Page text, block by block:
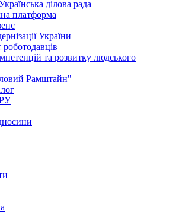
ділова рада
платформа
України
та розвитку людського
Рамштайн"